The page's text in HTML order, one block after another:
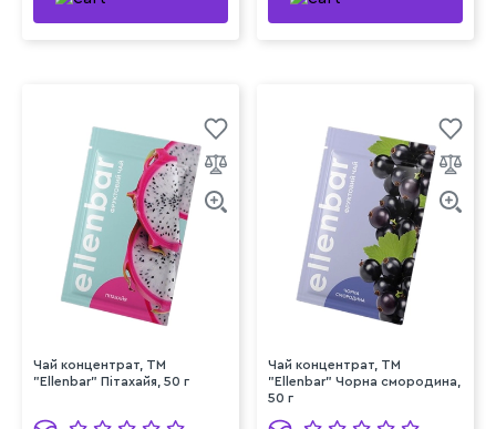
Чай концентрат, TM
"Ellenbar" Пітахайя, 50 г
Чай концентрат, TM
"Ellenbar" Чорна смородина,
50 г